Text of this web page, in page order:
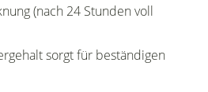
(nach 24 Stunden voll
sorgt für beständigen